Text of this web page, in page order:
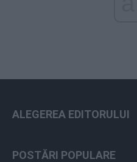
ALEGEREA EDITORULUI
POSTĂRI POPULARE